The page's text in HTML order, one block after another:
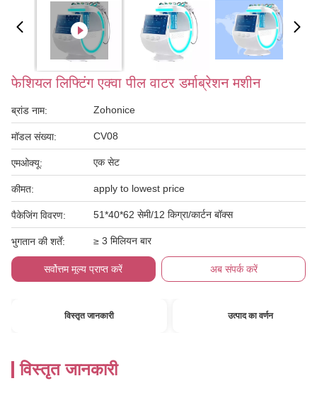
फेशियल लिफ्टिंग एक्वा पील वाटर डर्माब्रेशन मशीन
ब्रांड नाम: Zohonice
मॉडल संख्या: CV08
एमओक्यू: एक सेट
कीमत: apply to lowest price
पैकेजिंग विवरण: 51*40*62 सेमी/12 किग्रा/कार्टन बॉक्स
भुगतान की शर्तें: ≥ 3 मिलियन बार
सर्वोत्तम मूल्य प्राप्त करें अब संपर्क करें
विस्तृत जानकारी उत्पाद का वर्णन
विस्तृत जानकारी